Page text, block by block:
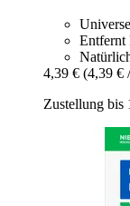
Entfernt
4,39 € (4,39 €
Zustellung bis